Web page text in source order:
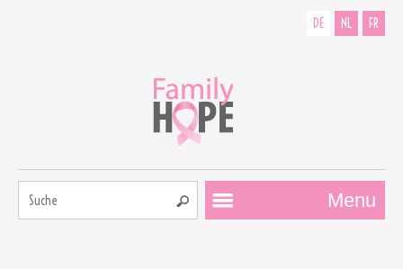
DE NL FR
Menu